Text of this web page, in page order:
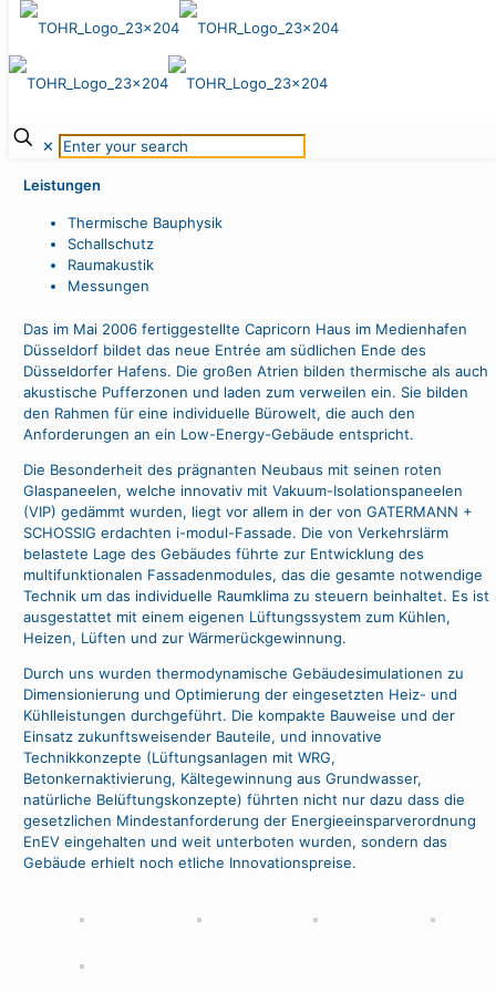
✕
Capricorn
Düsseldorf, 2002–2008
Leistungen
Thermische Bauphysik
Schallschutz
Raumakustik
Messungen
Das im Mai 2006 fertiggestellte Capricorn Haus im Medienhafen
Düsseldorf bildet das neue Entrée am südlichen Ende des
Düsseldorfer Hafens. Die großen Atrien bilden thermische als auch
akustische Pufferzonen und laden zum verweilen ein. Sie bilden
den Rahmen für eine individuelle Bürowelt, die auch den
Anforderungen an ein Low-Energy-Gebäude entspricht.
Die Besonderheit des prägnanten Neubaus mit seinen roten
Glaspaneelen, welche innovativ mit Vakuum-Isolationspaneelen
(VIP) gedämmt wurden, liegt vor allem in der von GATERMANN +
SCHOSSIG erdachten i-modul-Fassade. Die von Verkehrslärm
belastete Lage des Gebäudes führte zur Entwicklung des
multifunktionalen Fassadenmodules, das die gesamte notwendige
Technik um das individuelle Raumklima zu steuern beinhaltet. Es ist
ausgestattet mit einem eigenen Lüftungssystem zum Kühlen,
Heizen, Lüften und zur Wärmerückgewinnung.
Durch uns wurden thermodynamische Gebäudesimulationen zu
Dimensionierung und Optimierung der eingesetzten Heiz- und
Kühlleistungen durchgeführt. Die kompakte Bauweise und der
Einsatz zukunftsweisender Bauteile, und innovative
Technikkonzepte (Lüftungsanlagen mit WRG,
Betonkernaktivierung, Kältegewinnung aus Grundwasser,
natürliche Belüftungskonzepte) führten nicht nur dazu dass die
gesetzlichen Mindestanforderung der Energieeinsparverordnung
EnEV eingehalten und weit unterboten wurden, sondern das
Gebäude erhielt noch etliche Innovationspreise.